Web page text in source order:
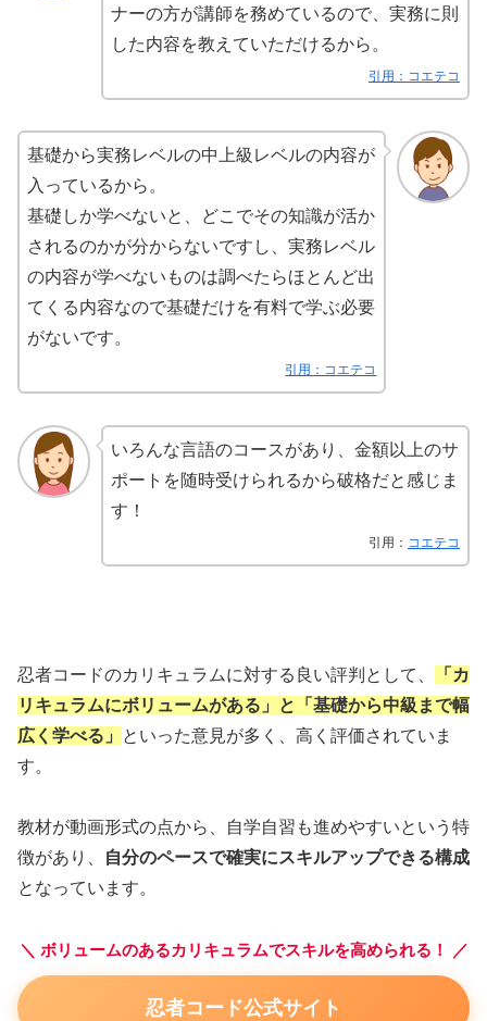
ナーの方が講師を務めているので、実務に則
した内容を教えていただけるから。
引用：コエテコ
基礎から実務レベルの中上級レベルの内容が
入っているから。
基礎しか学べないと、どこでその知識が活か
されるのかが分からないですし、実務レベル
の内容が学べないものは調べたらほとんど出
てくる内容なので基礎だけを有料で学ぶ必要
がないです。
引用：コエテコ
いろんな言語のコースがあり、金額以上のサ
ポートを随時受けられるから破格だと感じま
す！
引用： コエテコ
忍者コードのカリキュラムに対する良い評判として、
「カ
リキュラムにボリュームがある」と「基礎から中級まで幅
広く学べる」
といった意見が多く、高く評価されていま
す。
教材が動画形式の点から、自学自習も進めやすいという特
徴があり、
自分のペースで確実にスキルアップできる構成
となっています。
＼ ボリュームのあるカリキュラムでスキルを高められる！ ／
忍者コード公式サイト